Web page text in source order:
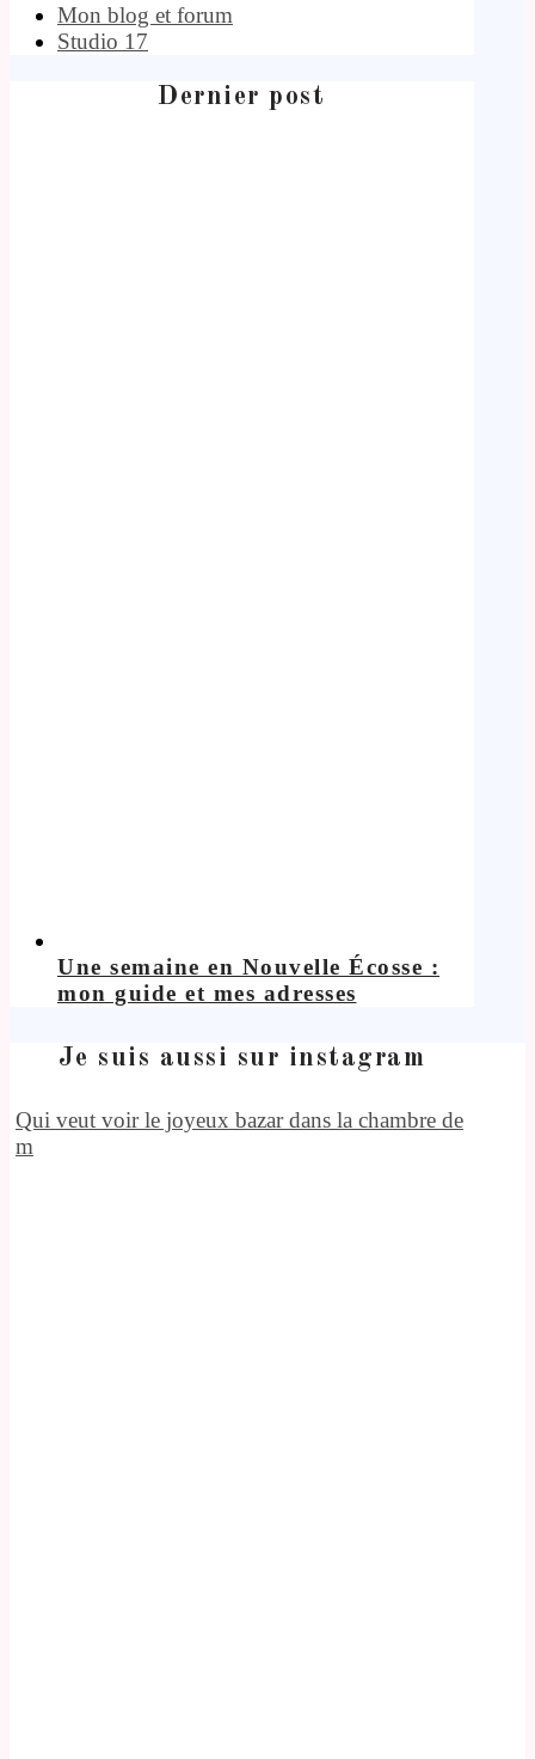
Mon blog et forum
Studio 17
Dernier post
Une semaine en Nouvelle Écosse :
mon guide et mes adresses
Je suis aussi sur instagram
Qui veut voir le joyeux bazar dans la chambre de
m